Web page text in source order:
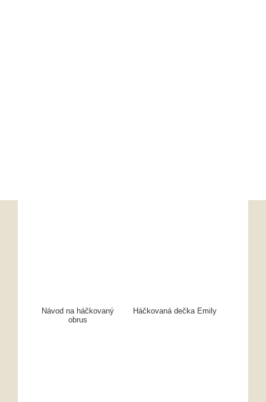
Návod na háčkovaný
obrus
Háčkovaná dečka Emily